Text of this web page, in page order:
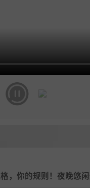
，你的规则！夜晚悠